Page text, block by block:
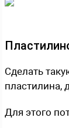
Сделать
пластилина,
Для этого